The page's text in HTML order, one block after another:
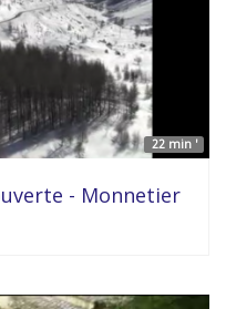
22 min '
- Monnetier